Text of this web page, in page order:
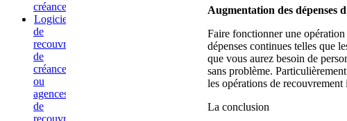
Augmentation des dépenses
Faire fonctionner une
dépenses continues telles que
que vous aurez besoin de
sans problème.
les opérations de recouvrement
La conclusion
créances
Logiciel
de
recouvrement
de
créances
ou
agences
de